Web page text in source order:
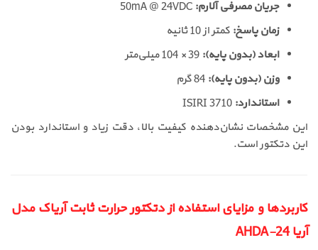
جریان مصرفی آلارم:
زمان پاسخ: کمتر از 10 ثانیه
ابعاد (بدون پایه):
وزن (بدون پایه):
استاندارد:
این مشخصات نشان‌دهنده کیفیت بالا، دقت زیاد و استاندارد بودن
این دتکتور است.
کاربردها و مزایای استفاده از دتکتور حرارت ثابت آریاک مدل
آریا AHDA-24